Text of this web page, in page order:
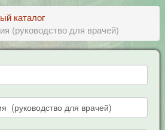
каталог
(руководство для врачей)